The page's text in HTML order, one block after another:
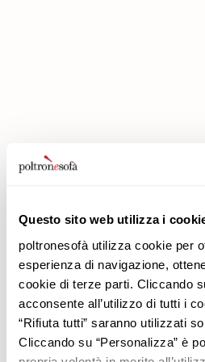
Questo sito web utilizza i
poltronesofà utilizza cookie per
esperienza di navigazione,
cookie di terze parti. Cliccando
acconsente all’utilizzo di tutti i
“Rifiuta tutti” saranno utilizzati
Cliccando su “Personalizza” è
Azienda
Perché Sceglierci
Negozi
Lavora con noi